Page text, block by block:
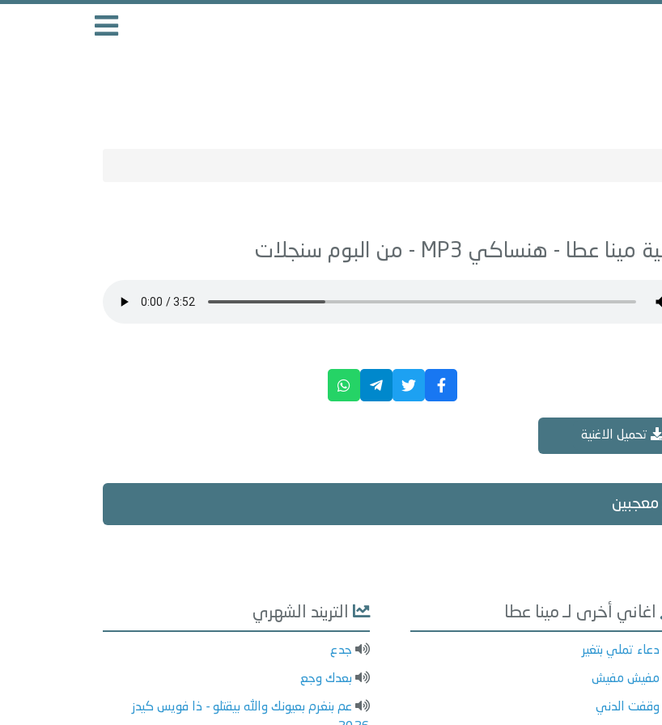
مينا عطا - هنساكي سنجلات
تحميل الاغنية
: معجبين
اغاني أخرى لـ مينا عطا
دعاء تملي بتغير
مفيش مفيش
وقفت الدني
التريند الشهري
جدع
بعدك وجع
عم بنغرم بعيونك والله بيقتلو - ذا فويس كيدز